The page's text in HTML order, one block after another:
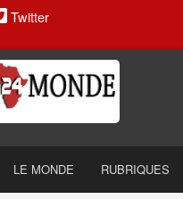
Twitter
LE MONDE RUBRIQUES